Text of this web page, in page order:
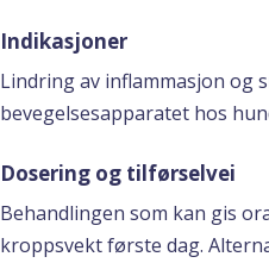
Indikasjoner
Lindring av inflammasjon og
bevegelsesapparatet hos
Dosering og tilførselvei
Behandlingen som kan gis
kroppsvekt første dag.